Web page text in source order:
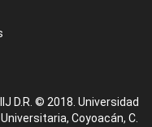
D.R. © 2018. Universidad
Coyoacán, C.